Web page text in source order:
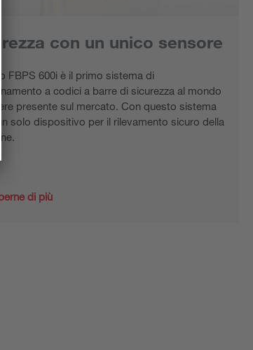
con un unico sensore
FBPS 600i è il primo sistema di
a codici a barre di sicurezza al mondo
presente sul mercato. Con questo sistema
solo dispositivo per il rilevamento sicuro della
di più